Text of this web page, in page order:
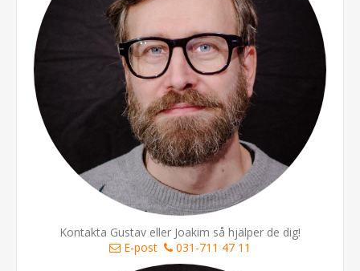
Kontakta Gustav eller Joakim så hjälper de dig!
E-post
031-711 47 11